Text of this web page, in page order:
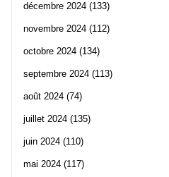
décembre 2024 (133)
novembre 2024 (112)
octobre 2024 (134)
septembre 2024 (113)
août 2024 (74)
juillet 2024 (135)
juin 2024 (110)
mai 2024 (117)